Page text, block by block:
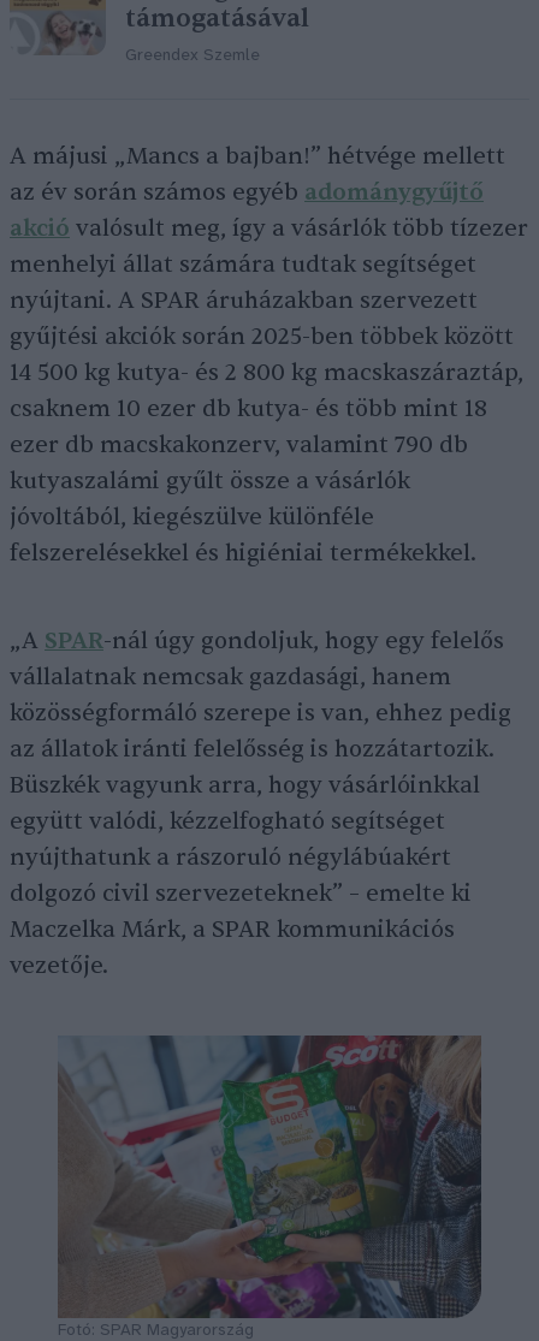
támogatásával
Greendex Szemle
A májusi „Mancs a bajban!” hétvége mellett
az év során számos egyéb adománygyűjtő
akció valósult meg, így a vásárlók több tízezer
menhelyi állat számára tudtak segítséget
nyújtani. A SPAR áruházakban szervezett
gyűjtési akciók során 2025-ben többek között
14 500 kg kutya- és 2 800 kg macskaszáraztáp,
csaknem 10 ezer db kutya- és több mint 18
ezer db macskakonzerv, valamint 790 db
kutyaszalámi gyűlt össze a vásárlók
jóvoltából, kiegészülve különféle
felszerelésekkel és higiéniai termékekkel.
„A SPAR-nál úgy gondoljuk, hogy egy felelős
vállalatnak nemcsak gazdasági, hanem
közösségformáló szerepe is van, ehhez pedig
az állatok iránti felelősség is hozzátartozik.
Büszkék vagyunk arra, hogy vásárlóinkkal
együtt valódi, kézzelfogható segítséget
nyújthatunk a rászoruló négylábúakért
dolgozó civil szervezeteknek” – emelte ki
Maczelka Márk, a SPAR kommunikációs
vezetője.
Fotó: SPAR Magyarország